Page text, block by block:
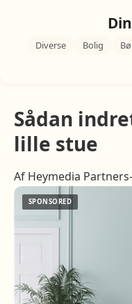
Diverse Bolig
Sådan
lille stue
Af Heymedia